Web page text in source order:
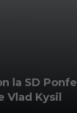
la SD
Vlad Kysil